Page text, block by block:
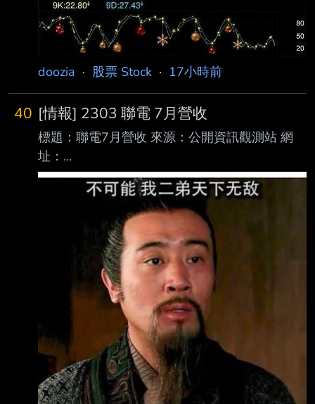
doozia · 股票 Stock · 17小時前
40 [情報] 2303 聯電 7月營收
標題：聯電7月營收 來源：公開資訊觀測站 網
址：
https://mopsov.twse.com.tw/mops/web/index 內
文： 本資料由 (上市公司) 聯電 公司提供 民國
115年07月 單位：新台幣仟元 項目 營業收入淨
額 本月： 23,844,045 去年同期： 20,040,049
增減金額： 3,803,996 增減百分比： 18.98 本
年累計： 153,614,609 去年累計：
136,656,663 增減金額： 16,957,946 增減百分
比： 12.41 備註/營收變化原因